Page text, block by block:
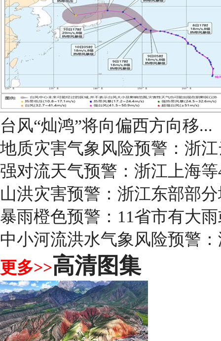
台风“灿鸿”将向偏西方向移...
地质灾害气象风险预警：浙
强对流天气预警：浙江上海
山洪灾害预警：浙江东部部
暴雨橙色预警：11省市有大
中小河流洪水气象风险预警
更多>>高清图集